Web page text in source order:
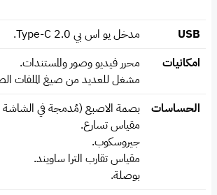
USB
مدخل يو اس بي Type-C 2.0.
امكانيات
محرر فيديو وصور والمستندات.
مشغل للعديد من صيغ الملفات
الحساسات
بصمة الاصبع (مُدمجة في
مقياس تسارع.
جيروسكوب.
مقياس تقارب الترا ساويند.
بوصلة.